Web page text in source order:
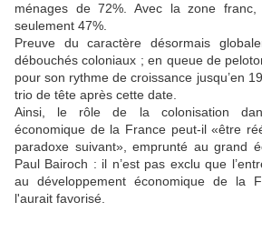
ménages de 72%. Avec la zone
seulement 47%.
Preuve du caractère désormais
débouchés coloniaux ; en queue de
pour son rythme de croissance jusqu’en
trio de tête après cette date.
Ainsi, le rôle de la colonisation
économique de la France peut-il «être
paradoxe suivant», emprunté au grand
Paul Bairoch : il n’est pas exclu que
au développement économique de la
l'aurait favorisé.